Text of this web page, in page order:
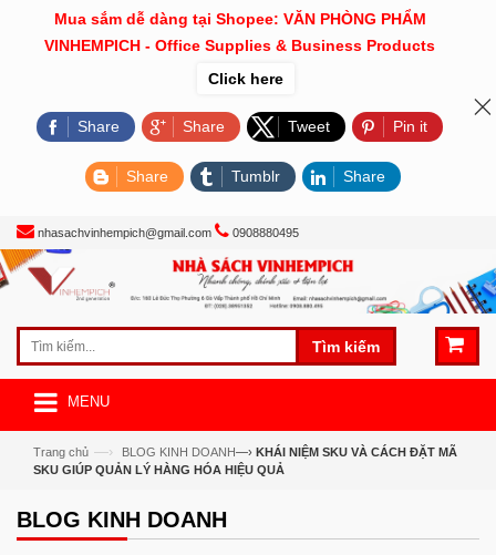
nhasachvinhempich@gmail.com 0908880495
Tìm kiếm
MENU
Trang chủ —› BLOG KINH DOANH—› KHÁI NIỆM SKU VÀ CÁCH ĐẶT MÃ
SKU GIÚP QUẢN LÝ HÀNG HÓA HIỆU QUẢ
BLOG KINH DOANH
Mua sắm dễ dàng tại Shopee: VĂN PHÒNG PHẨM
VINHEMPICH - Office Supplies & Business Products
Click here
Share Share Tweet Pin it
Share Tumblr Share